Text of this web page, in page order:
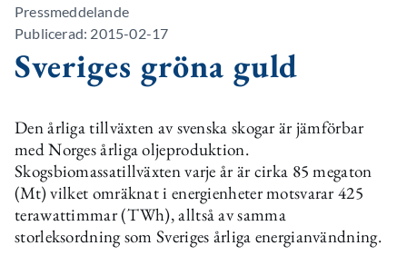
Pressmeddelande
Publicerad: 2015-02-17
Sveriges gröna guld
Den årliga tillväxten av svenska skogar är jämförbar
med Norges årliga oljeproduktion.
Skogsbiomassatillväxten varje år är cirka 85 megaton
(Mt) vilket omräknat i energienheter motsvarar 425
terawattimmar (TWh), alltså av samma
storleksordning som Sveriges årliga energianvändning.